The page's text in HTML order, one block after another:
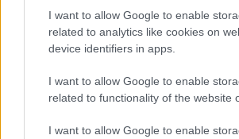
I want to allow Google to enable
related to analytics like cookies on
device identifiers in apps.
I want to allow Google to enable
related to functionality of the website
I want to allow Google to enable
Tutustu Procountoriin
Tutustu Procountor Soloon
Kokeile Sopimuskonetta